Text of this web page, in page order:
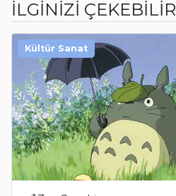
İLGİNİZİ ÇEKEBİLİR
Kültür Sanat